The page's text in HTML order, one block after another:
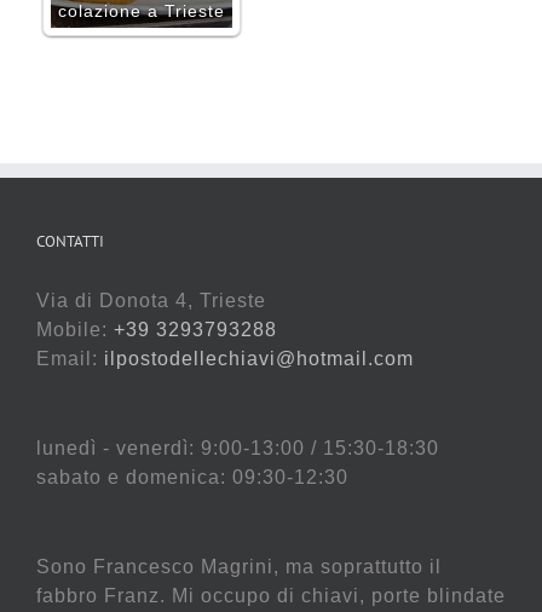
colazione a Trieste
CONTATTI
Via di Donota 4, Trieste
Mobile: +39 3293793288
Email: ilpostodellechiavi@hotmail.com
lunedì - venerdì: 9:00-13:00 / 15:30-18:30
sabato e domenica: 09:30-12:30
Sono Francesco Magrini, ma soprattutto il
fabbro Franz. Mi occupo di chiavi, porte blindate